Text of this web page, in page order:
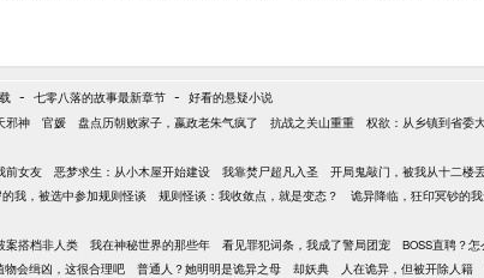
- 七零八落的故事最新章节 - 好看的悬疑小说
邪神 官媛 盘点历朝败家子，嬴政老朱气疯了 抗战之关山重重 权欲：从乡镇到省委
前女友 恶梦求生：从小木屋开始建设 我靠焚尸超凡入圣 开局鬼敲门，被我从十二楼
我，被选中参加规则怪谈 规则怪谈：我收敛点，就是变态？ 诡异降临，狂印冥钞的
案搭档非人类 我在神秘世界的那些年 看见罪犯词条，我成了警局团宠 BOSS直聘？
物会缉凶，这很合理吧 普通人？她明明是诡异之母 却妖典 人在诡异，但被开除人籍